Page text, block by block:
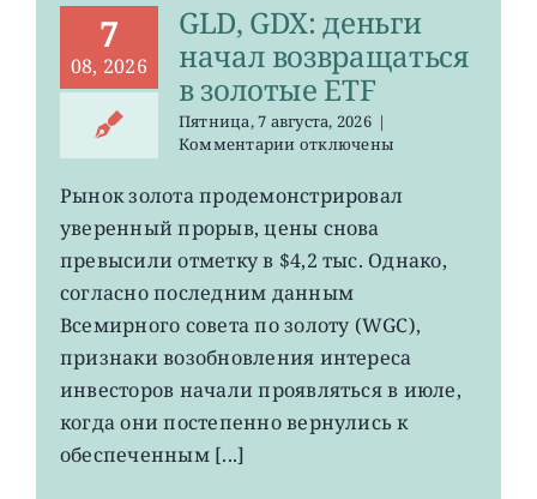
7
08, 2026
GLD, GDX: деньги
начал возвращаться
в золотые ETF
Пятница, 7 августа, 2026 |
Комментариик
GLD,
GDX:
деньги
начал
в
золотые
отключены
Рынок золота продемонстрировал
уверенный прорыв, цены снова
превысили отметку в $4,2 тыс. Однако,
согласно последним данным
Всемирного совета по золоту (WGC),
признаки возобновления интереса
инвесторов начали проявляться в июле,
когда они постепенно вернулись к
обеспеченным [...]